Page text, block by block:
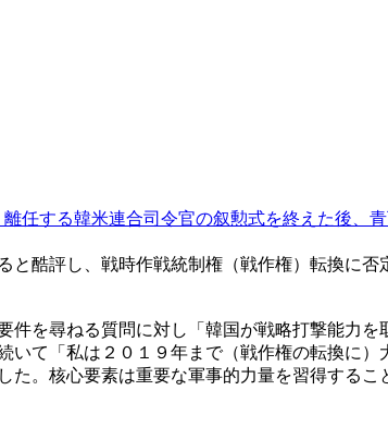
離任する韓米連合司令官の叙勲式を終えた後、
酷評し、戦時作戦統制権（戦作権）転換に否
を尋ねる質問に対し「韓国が戦略打撃能力を
て「私は２０１９年まで（戦作権の転換に）
。核心要素は重要な軍事的力量を習得するこ